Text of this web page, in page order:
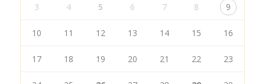
3 4 5 6 7 8 9
10 11 12 13 14 15 16
17 18 19 20 21 22 23